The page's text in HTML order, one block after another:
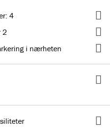
4
2
i nærheten